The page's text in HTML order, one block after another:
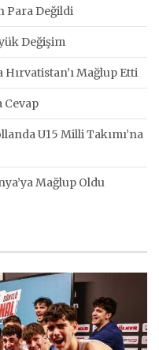
Para Değildi
Değişim
Mağlup Etti
Cevap
U15 Milli Takımı’na
Mağlup Oldu